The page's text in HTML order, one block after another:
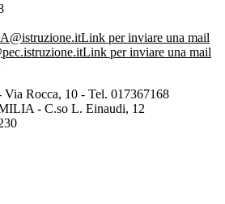
Link per inviare una mail
Link per inviare una mail
Rocca, 10 - Tel. 017367168
- C.so L. Einaudi, 12